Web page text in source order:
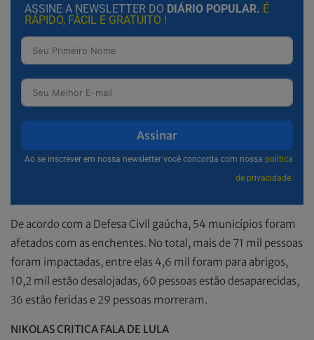
ASSINE A NEWSLETTER DO DIÁRIO POPULAR. É
RÁPIDO, FÁCIL E GRATUITO !
Assinar
Ao se inscrever em nossa newsletter você concorda com nossa política
de privacidade.
De acordo com a Defesa Civil gaúcha, 54 municípios foram
afetados com as enchentes. No total, mais de 71 mil pessoas
foram impactadas, entre elas 4,6 mil foram para abrigos,
10,2 mil estão desalojadas, 60 pessoas estão desaparecidas,
36 estão feridas e 29 pessoas morreram.
NIKOLAS CRITICA FALA DE LULA